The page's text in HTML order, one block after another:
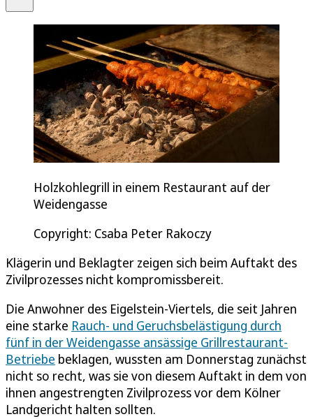
Holzkohlegrill in einem Restaurant auf der
Weidengasse
Copyright: Csaba Peter Rakoczy
Klägerin und Beklagter zeigen sich beim Auftakt des
Zivilprozesses nicht kompromissbereit.
Die Anwohner des Eigelstein-Viertels, die seit Jahren
eine starke Rauch- und Geruchsbelästigung durch
fünf in der Weidengasse ansässige Grillrestaurant-
Betriebe beklagen, wussten am Donnerstag zunächst
nicht so recht, was sie von diesem Auftakt in dem von
ihnen angestrengten Zivilprozess vor dem Kölner
Landgericht halten sollten.